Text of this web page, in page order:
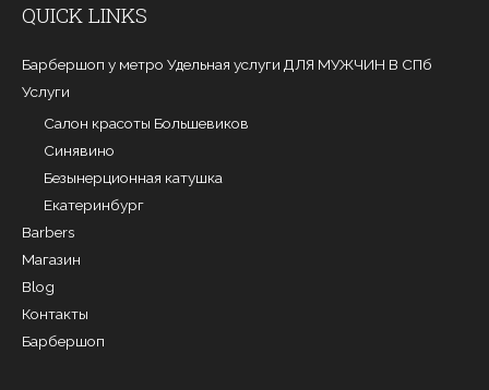
QUICK LINKS
Барбершоп у метро Удельная услуги ДЛЯ МУЖЧИН В СПб
Услуги
Салон красоты Большевиков
Синявино
Безынерционная катушка
Екатеринбург
Barbers
Магазин
Blog
Контакты
Барбершоп